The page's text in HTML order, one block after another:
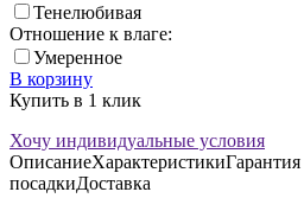
Тенелюбивая
Отношение к влаге:
Умеренное
В корзину
Купить в 1 клик
Хочу индивидуальные условия
ОписаниеХарактеристикиГарантия
посадкиДоставка